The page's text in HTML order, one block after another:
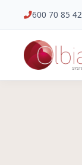
600 70 85 42